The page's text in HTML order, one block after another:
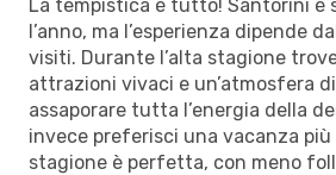
La tempistica è tutto! Santorini è
l’anno, ma l’esperienza dipende
visiti. Durante l’alta stagione
attrazioni vivaci e un’atmosfera
assaporare tutta l’energia della
invece preferisci una vacanza
stagione è perfetta, con meno